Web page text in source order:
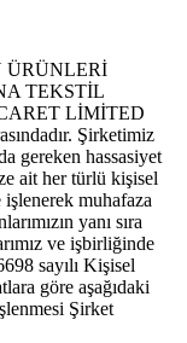
ÜRÜNLERİ
TEKSTİL
LİMİTED
Şirketimiz
gereken hassasiyet
ait her türlü kişisel
muhafaza
yanı sıra
ve işbirliğinde
sayılı Kişisel
göre aşağıdaki
Şirket